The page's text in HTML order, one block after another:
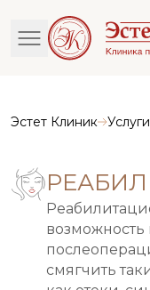
Эстет Клиник Услуги
смягчить